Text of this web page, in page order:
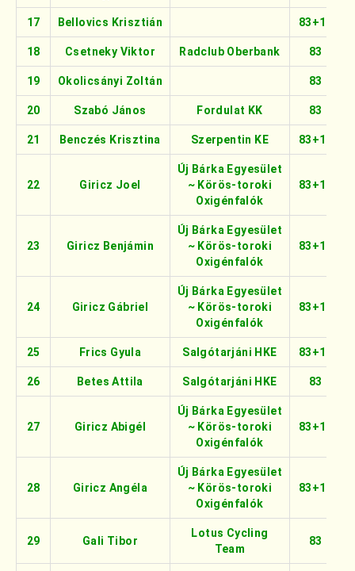
17 Bellovics Krisztián 83+16
18 Csetneky Viktor Radclub Oberbank 83
19 Okolicsányi Zoltán 83
20 Szabó János Fordulat KK 83
21 Benczés Krisztina Szerpentin KE 83+16
22 Giricz Joel
Új Bárka Egyesület
~ Körös-toroki
Oxigénfalók
83+16
23 Giricz Benjámin
Új Bárka Egyesület
~ Körös-toroki
Oxigénfalók
83+16
24 Giricz Gábriel
Új Bárka Egyesület
~ Körös-toroki
Oxigénfalók
83+16
25 Frics Gyula Salgótarjáni HKE 83+16
26 Betes Attila Salgótarjáni HKE 83
27 Giricz Abigél
Új Bárka Egyesület
~ Körös-toroki
Oxigénfalók
83+16
28 Giricz Angéla
Új Bárka Egyesület
~ Körös-toroki
Oxigénfalók
83+16
29 Gali Tibor
Lotus Cycling
Team
83